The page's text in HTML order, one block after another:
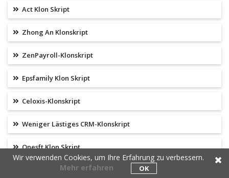
Act Klon Skript
Zhong An Klonskript
ZenPayroll-Klonskript
Epsfamily Klon Skript
Celoxis-Klonskript
Weniger Lästiges CRM-Klonskript
Onesft Klon Skript
TheVerge Klon Skript
Wir verwenden Cookies, um Ihre Erfahrung zu verbessern.
Mehr erfahren
OK